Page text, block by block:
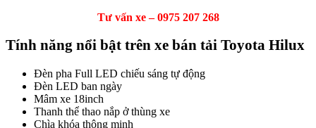
Tư vấn xe – 0975 207 268
Tính năng nổi bật trên xe bán tải Toyota Hilux
Đèn pha Full LED chiếu sáng tự động
Đèn LED ban ngày
Mâm xe 18inch
Thanh thể thao nắp ở thùng xe
Chìa khóa thông minh